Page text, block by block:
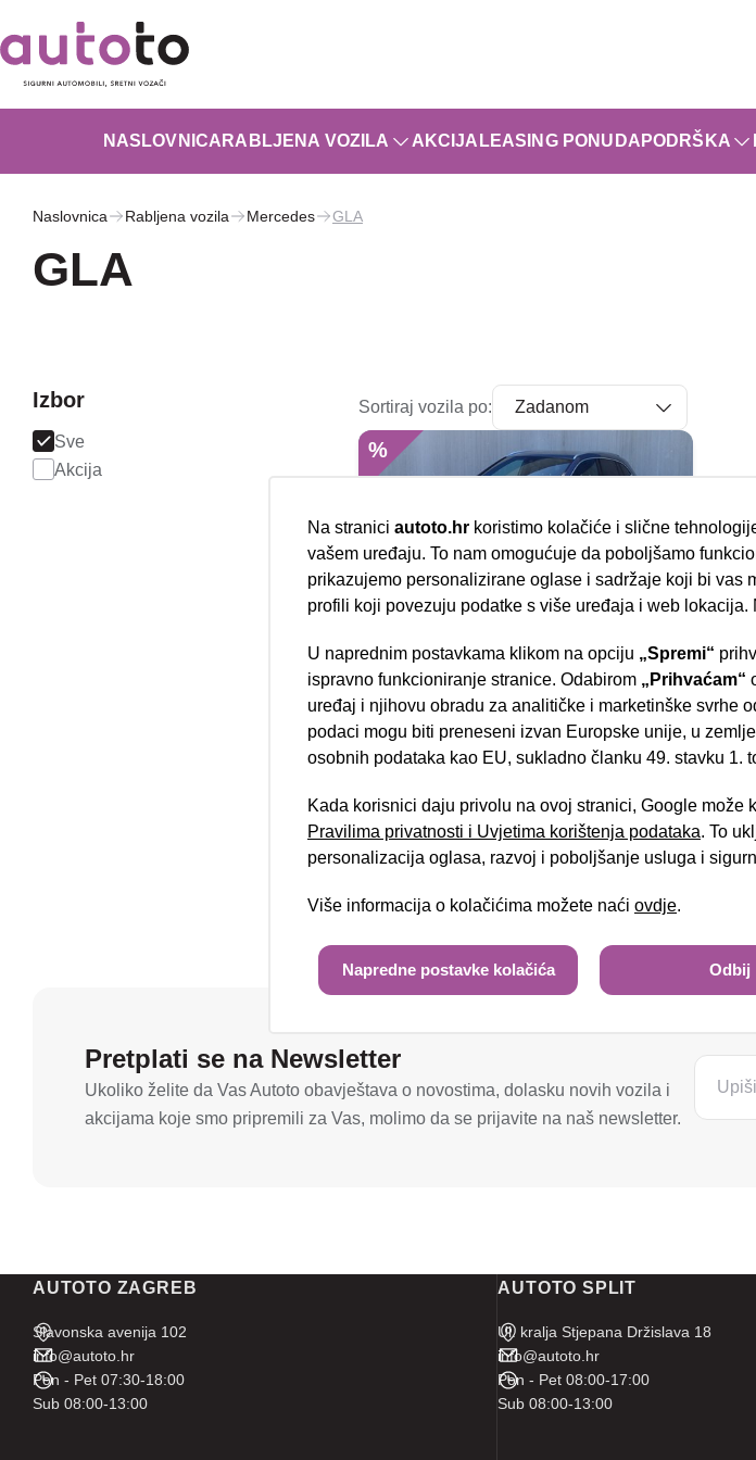
NASLOVNICA RABLJENA VOZILA AKCIJA LEASING PONUDA PODRŠKA
Naslovnica Rabljena vozila Mercedes GLA
GLA
Izbor
Sve
Akcija
Sortiraj vozila po:
%
Mercedes GLA 200d
Automatic
03/2022
94.917 km
Diesel
Jamstvo
30.600,00 €
Pretplati se na Newsletter
Ukoliko želite da Vas Autoto obavještava o novostima, dolasku novih vozila i
akcijama koje smo pripremili za Vas, molimo da se prijavite na naš newsletter.
AUTOTO ZAGREB
Slavonska avenija 102
info@autoto.hr
Pon - Pet 07:30-18:00
Sub 08:00-13:00
AUTOTO SPLIT
Ul. kralja Stjepana Držislava 18
info@autoto.hr
Pon - Pet 08:00-17:00
Sub 08:00-13:00
Nova lokacija -
Na stranici autoto.hr koristimo kolačiće i slične
vašem uređaju. To nam omogućuje da poboljšamo
prikazujemo personalizirane oglase i sadržaje koji bi vas
profili koji povezuju podatke s više uređaja i web
U naprednim postavkama klikom na opciju „Spremi“
ispravno funkcioniranje stranice. Odabirom „Prihvaćam“
uređaj i njihovu obradu za analitičke i marketinške svrhe
podaci mogu biti preneseni izvan Europske unije, u
osobnih podataka kao EU, sukladno članku 49. stavku 1.
Kada korisnici daju privolu na ovoj stranici, Google
Pravilima privatnosti i Uvjetima korištenja podataka. To
personalizacija oglasa, razvoj i poboljšanje usluga i
Više informacija o kolačićima možete naći ovdje.
Napredne postavke kolačića Odbij